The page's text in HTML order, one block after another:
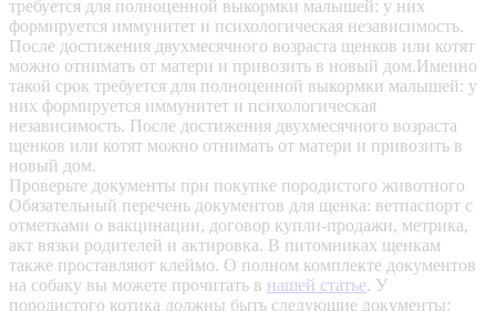
требуется для полноценной выкормки малышей: у них
формируется иммунитет и психологическая независимость.
После достижения двухмесячного возраста щенков или котят
можно отнимать от матери и привозить в новый дом.Именно
такой срок требуется для полноценной выкормки малышей: у
них формируется иммунитет и психологическая
независимость. После достижения двухмесячного возраста
щенков или котят можно отнимать от матери и привозить в
новый дом.
Проверьте документы при покупке породистого животного
Обязательный перечень документов для щенка: ветпаспорт с
отметками о вакцинации, договор купли-продажи, метрика,
акт вязки родителей и актировка. В питомниках щенкам
также проставляют клеймо. О полном комплекте документов
на собаку вы можете прочитать в нашей статье. У
породистого котика должны быть следующие документы: